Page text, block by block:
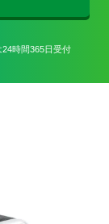
時間365日受付